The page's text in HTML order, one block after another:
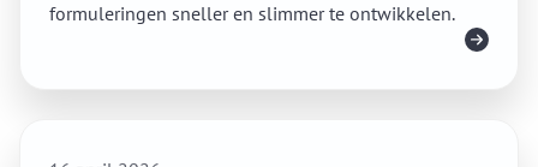
formuleringen sneller en slimmer te ontwikkelen.